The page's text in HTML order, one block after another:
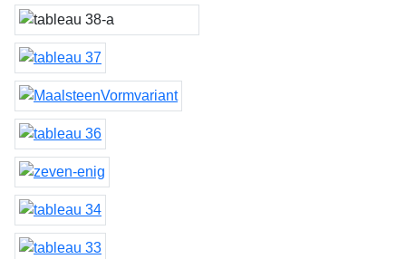
tableau 39, 40 & 41
tableau 38
tableau 37
MaalsteenVormvariant
tableau 36
zeven-enig
tableau 34